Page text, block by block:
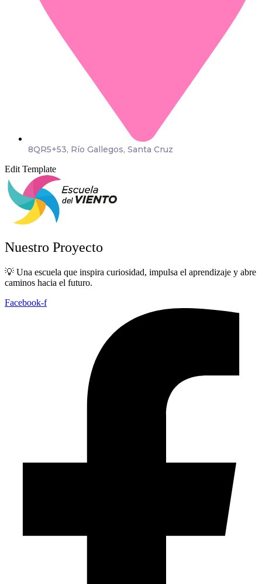
8QR5+53, Río Gallegos, Santa Cruz
Edit Template
Nuestro Proyecto
💡 Una escuela que inspira curiosidad, impulsa el aprendizaje y abre
caminos hacia el futuro.
Facebook-f